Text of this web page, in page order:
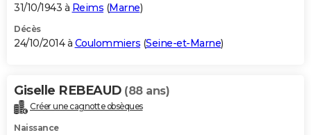
31/10/1943 à Reims (Marne)
Décès
24/10/2014 à Coulommiers (Seine-et-Marne)
Giselle REBEAUD (88 ans)
Créer une cagnotte obsèques
Naissance